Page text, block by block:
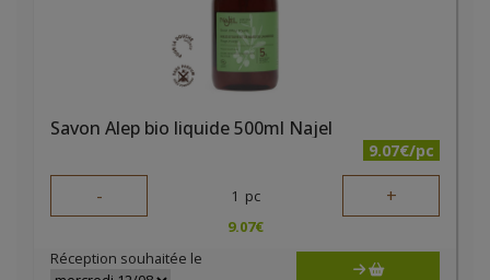
Savon Alep bio liquide 500ml Najel
9.07€/pc
- 1 pc +
9.07€
Réception souhaitée le